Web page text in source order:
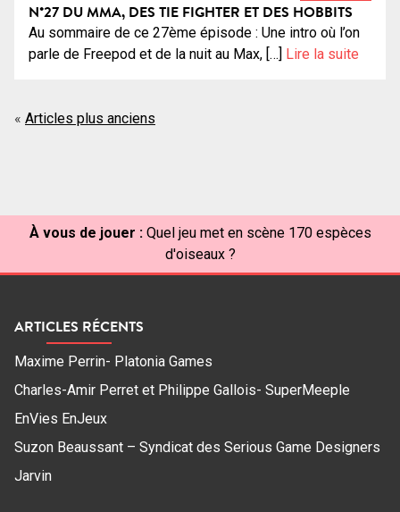
N°27 DU MMA, DES TIE FIGHTER ET DES HOBBITS
Au sommaire de ce 27ème épisode : Une intro où l’on
parle de Freepod et de la nuit au Max, […] Lire la suite
Navigation
Articles plus anciens
À vous de jouer : Quel jeu met en scène 170 espèces
d'oiseaux ?
ARTICLES RÉCENTS
Maxime Perrin- Platonia Games
Charles-Amir Perret et Philippe Gallois- SuperMeeple
EnVies EnJeux
Suzon Beaussant – Syndicat des Serious Game Designers
Jarvin